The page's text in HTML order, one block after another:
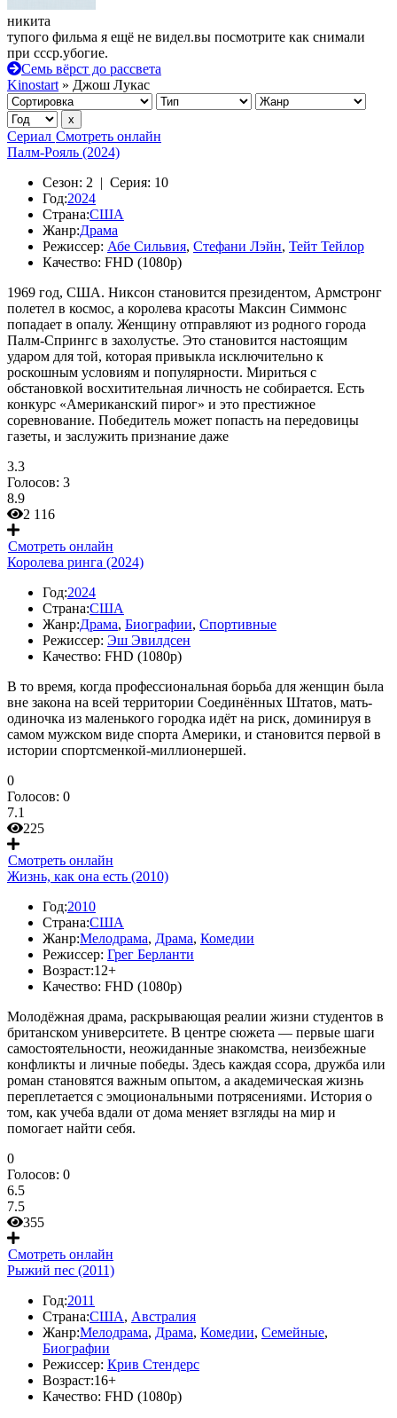
никита
тупого фильма я ещё не видел.вы посмотрите как снимали
при ссср.убогие.
Семь вёрст до рассвета
Kinostart » Джош Лукас
Сериал Смотреть онлайн
Палм-Рояль (2024)
Сезон: 2 | Серия: 10
Год:2024
Страна:США
Жанр:Драма
Режиссер: Абе Сильвия, Стефани Лэйн, Тейт Тейлор
Качество: FHD (1080p)
1969 год, США. Никсон становится президентом, Армстронг
полетел в космос, а королева красоты Максин Симмонс
попадает в опалу. Женщину отправляют из родного города
Палм-Спрингс в захолустье. Это становится настоящим
ударом для той, которая привыкла исключительно к
роскошным условиям и популярности. Мириться с
обстановкой восхитительная личность не собирается. Есть
конкурс «Американский пирог» и это престижное
соревнование. Победитель может попасть на передовицы
газеты, и заслужить признание даже
3.3
Голосов: 3
8.9
2 116
Смотреть онлайн
Королева ринга (2024)
Год:2024
Страна:США
Жанр:Драма, Биографии, Спортивные
Режиссер: Эш Эвилдсен
Качество: FHD (1080p)
В то время, когда профессиональная борьба для женщин была
вне закона на всей территории Соединённых Штатов, мать-
одиночка из маленького городка идёт на риск, доминируя в
самом мужском виде спорта Америки, и становится первой в
истории спортсменкой-миллионершей.
0
Голосов: 0
7.1
225
Смотреть онлайн
Жизнь, как она есть (2010)
Год:2010
Страна:США
Жанр:Мелодрама, Драма, Комедии
Режиссер: Грег Берланти
Возраст:12+
Качество: FHD (1080p)
Молодёжная драма, раскрывающая реалии жизни студентов в
британском университете. В центре сюжета — первые шаги
самостоятельности, неожиданные знакомства, неизбежные
конфликты и личные победы. Здесь каждая ссора, дружба или
роман становятся важным опытом, а академическая жизнь
переплетается с эмоциональными потрясениями. История о
том, как учеба вдали от дома меняет взгляды на мир и
помогает найти себя.
0
Голосов: 0
6.5
7.5
355
Смотреть онлайн
Рыжий пес (2011)
Год:2011
Страна:США, Австралия
Жанр:Мелодрама, Драма, Комедии, Семейные,
Биографии
Режиссер: Крив Стендерс
Возраст:16+
Качество: FHD (1080p)